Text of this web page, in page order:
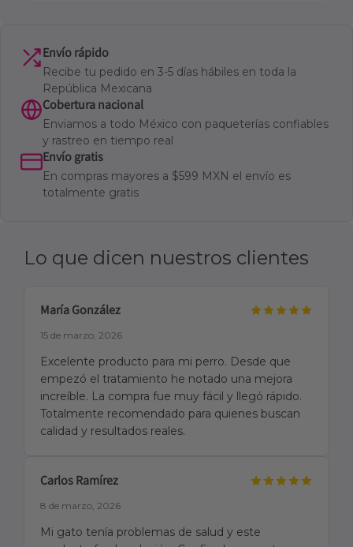
Envío rápido
Recibe tu pedido en 3-5 días hábiles en toda la
República Mexicana
Cobertura nacional
Enviamos a todo México con paqueterías confiables
y rastreo en tiempo real
Envío gratis
En compras mayores a $599 MXN el envío es
totalmente gratis
Lo que dicen nuestros clientes
María González
15 de marzo, 2026
Excelente producto para mi perro. Desde que
empezó el tratamiento he notado una mejora
increíble. La compra fue muy fácil y llegó rápido.
Totalmente recomendado para quienes buscan
calidad y resultados reales.
Carlos Ramírez
8 de marzo, 2026
Mi gato tenía problemas de salud y este